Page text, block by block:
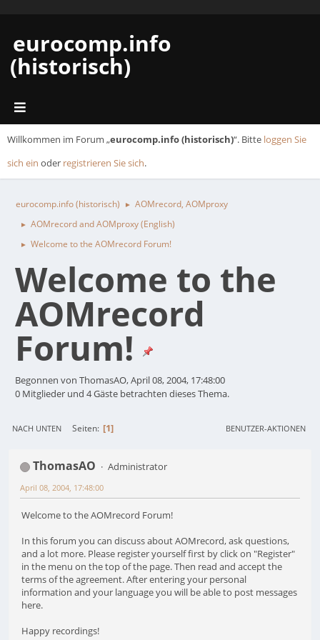
eurocomp.info
(historisch)
Willkommen im Forum „eurocomp.info (historisch)“. Bitte loggen Sie
sich ein oder registrieren Sie sich.
eurocomp.info (historisch) ► AOMrecord, AOMproxy
► AOMrecord and AOMproxy (English)
► Welcome to the AOMrecord Forum!
Welcome to the
AOMrecord
Forum!
Begonnen von ThomasAO, April 08, 2004, 17:48:00
0 Mitglieder und 4 Gäste betrachten dieses Thema.
NACH UNTEN Seiten 1 BENUTZER-AKTIONEN
ThomasAO Administrator
April 08, 2004, 17:48:00
Welcome to the AOMrecord Forum!
In this forum you can discuss about AOMrecord, ask questions,
and a lot more. Please register yourself first by click on "Register"
in the menu on the top of the page. Then read and accept the
terms of the agreement. After entering your personal
information and your language you will be able to post messages
here.
Happy recordings!